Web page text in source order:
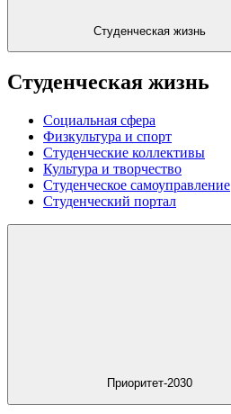
Студенческая жизнь
Студенческая жизнь
Социальная сфера
Физкультура и спорт
Студенческие коллективы
Культура и творчество
Студенческое самоуправление
Студенческий портал
Приоритет-2030